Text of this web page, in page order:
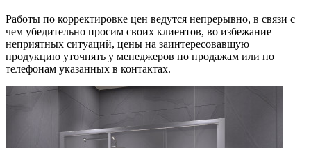
Работы по корректировке цен ведутся непрерывно, в связи с
чем убедительно просим своих клиентов, во избежание
неприятных ситуаций, цены на заинтересовавшую
продукцию уточнять у менеджеров по продажам или по
телефонам указанных в контактах.